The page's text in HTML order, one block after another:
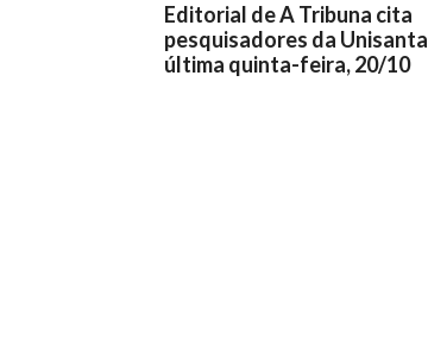
Editorial de A Tribuna cita
pesquisadores da
última quinta-feira, 20/10